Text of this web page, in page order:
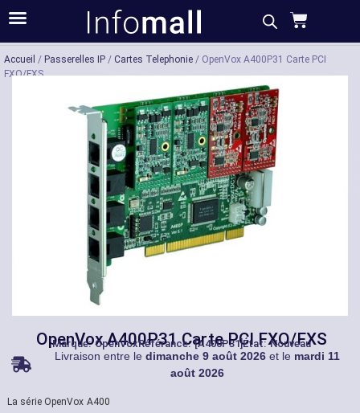
Acheter Description Caractéristiques
Accueil / Passerelles IP / Cartes Telephonie / OpenVox A400P31 Carte PCI
FXO/FXS
OpenVox A400P31 Carte PCI FXO/FXS
Marque:OpenVoxRéférance: [A400P31]État: Nouveau
Livraison entre le dimanche 9 août 2026et le mardi 11
août 2026
La série OpenVox A400